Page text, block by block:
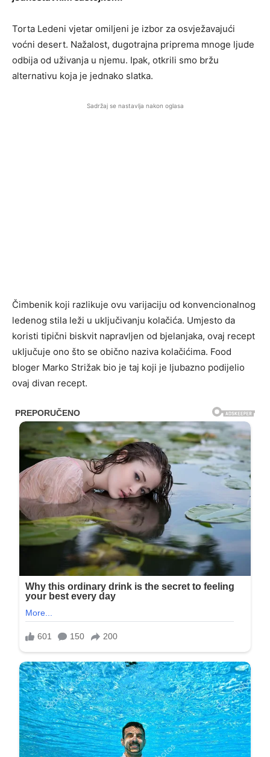
Torta Ledeni vjetar omiljeni je izbor za osvježavajući
voćni desert. Nažalost, dugotrajna priprema mnoge ljude
odbija od uživanja u njemu. Ipak, otkrili smo bržu
alternativu koja je jednako slatka.
Sadržaj se nastavlja nakon oglasa
Čimbenik koji razlikuje ovu varijaciju od konvencionalnog
ledenog stila leži u uključivanju kolačića. Umjesto da
koristi tipični biskvit napravljen od bjelanjaka, ovaj recept
uključuje ono što se obično naziva kolačićima. Food
bloger Marko Strižak bio je taj koji je ljubazno podijelio
ovaj divan recept.